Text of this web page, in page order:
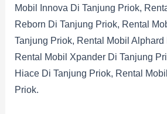
Mobil Innova Di Tanjung Priok,
Reborn Di Tanjung Priok, Rental
Tanjung Priok, Rental Mobil Alphard
Rental Mobil Xpander Di Tanjung
Hiace Di Tanjung Priok, Rental
Priok.